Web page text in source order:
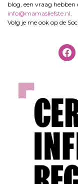
blog, een vraag
info@mamasliefste.nl.
Volg je me ook op de